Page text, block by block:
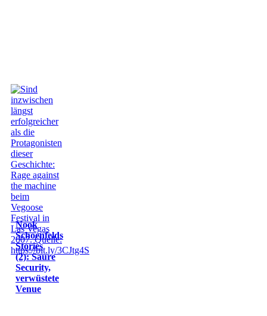
Nook
Schoenfelds
Stories
(2): Saure
Security,
verwüstete
Venue